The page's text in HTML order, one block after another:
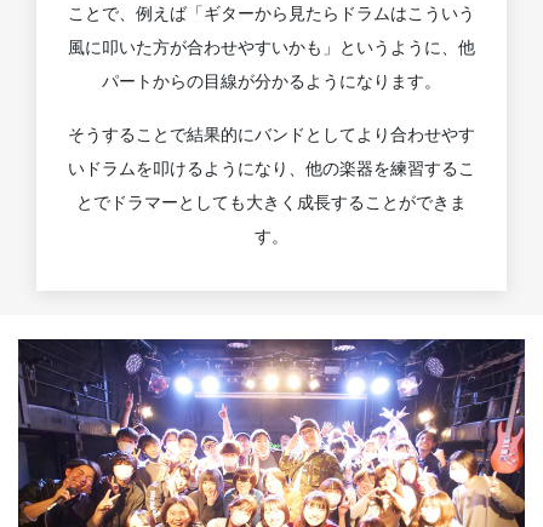
ことで、例えば「ギターから見たらドラムはこういう
風に叩いた方が合わせやすいかも」というように、他
パートからの目線が分かるようになります。
そうすることで結果的にバンドとしてより合わせやす
いドラムを叩けるようになり、他の楽器を練習するこ
とでドラマーとしても大きく成長することができま
す。